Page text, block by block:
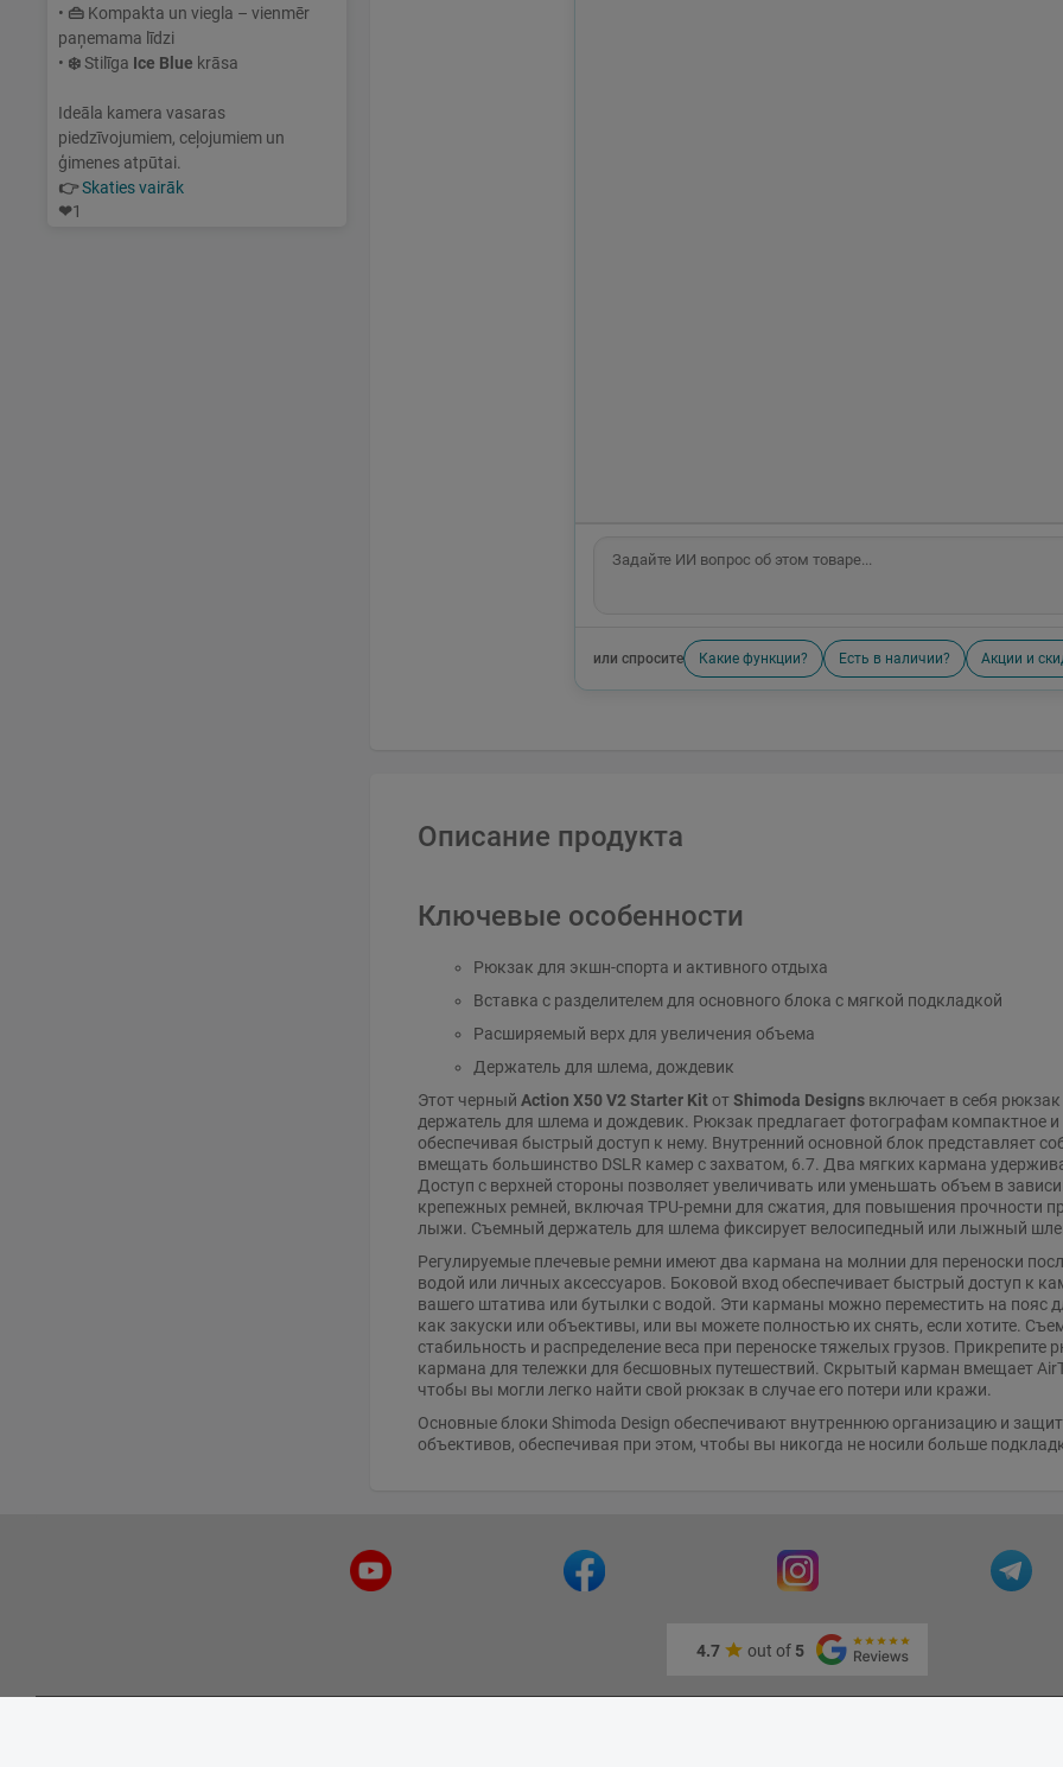
• 👜 Kompakta un viegla – vienmēr
paņemama līdzi
• ❄️Stilīga Ice Blue krāsa
Ideāla kamera vasaras
piedzīvojumiem, ceļojumiem un
ģimenes atpūtai.
👉Skaties vairāk
❤1
или спросите Какие функции? Есть в наличии? Акции и
Описание продукта
Ключевые особенности
Рюкзак для экшн-спорта и активного отдыха
Вставка с разделителем для основного блока с мягкой подкладкой
Расширяемый верх для увеличения объема
Держатель для шлема, дождевик
Этот черный Action X50 V2 Starter KitотShimoda Designs включает в себя рюкзак
держатель для шлема и дождевик. Рюкзак предлагает фотографам компактное
обеспечивая быстрый доступ к нему. Внутренний основной блок представляет
вмещать большинство DSLR камер с захватом, 6.7. Два мягких кармана
Доступ с верхней стороны позволяет увеличивать или уменьшать объем в
крепежных ремней, включая TPU-ремни для сжатия, для повышения прочности
лыжи. Съемный держатель для шлема фиксирует велосипедный или лыжный
Регулируемые плечевые ремни имеют два кармана на молнии для переноски
водой или личных аксессуаров. Боковой вход обеспечивает быстрый доступ к
вашего штатива или бутылки с водой. Эти карманы можно переместить на пояс
как закуски или объективы, или вы можете полностью их снять, если хотите.
стабильность и распределение веса при переноске тяжелых грузов.
кармана для тележки для бесшовных путешествий. Скрытый карман вмещает
чтобы вы могли легко найти свой рюкзак в случае его потери или кражи.
Основные блоки Shimoda Design обеспечивают внутреннюю организацию и
объективов, обеспечивая при этом, чтобы вы никогда не носили больше
4.7 out of 5